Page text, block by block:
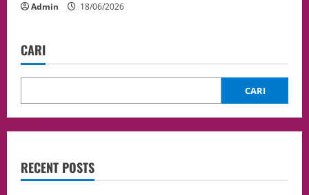
Admin 18/06/2026
CARI
CARI
RECENT POSTS